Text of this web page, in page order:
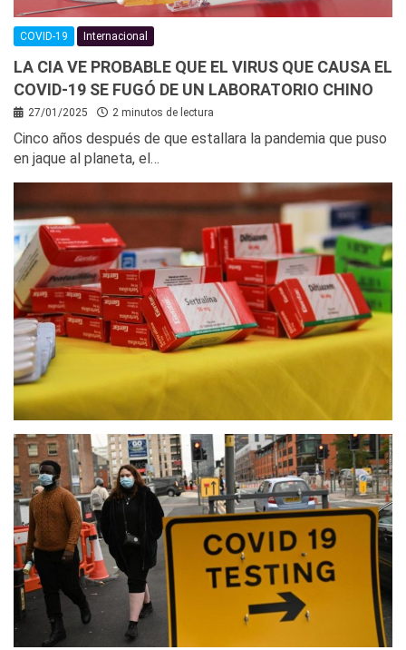
COVID-19 Internacional
LA CIA VE PROBABLE QUE EL VIRUS QUE CAUSA EL
COVID-19 SE FUGÓ DE UN LABORATORIO CHINO
27/01/2025 2 minutos de lectura
Cinco años después de que estallara la pandemia que puso
en jaque al planeta, el…